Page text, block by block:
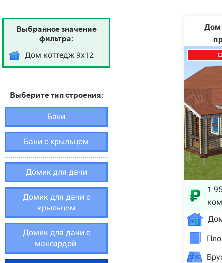
Выбранное значение
фильтра:
Дом коттедж 9х12
Выберите тип строения:
Бани
Бани с крыльцом
Домик для дачи
Домик для дачи с
крыльцом
Домик для дачи с
мансардой
Дом
1